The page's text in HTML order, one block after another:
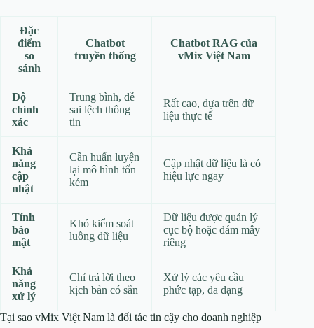
Đặc
điểm
so
sánh
Chatbot
truyền thống
Chatbot RAG của
vMix Việt Nam
Độ
chính
xác
Trung bình, dễ
sai lệch thông
tin
Rất cao, dựa trên dữ
liệu thực tế
Khả
năng
cập
nhật
Cần huấn luyện
lại mô hình tốn
kém
Cập nhật dữ liệu là có
hiệu lực ngay
Tính
bảo
mật
Khó kiểm soát
luồng dữ liệu
Dữ liệu được quản lý
cục bộ hoặc đám mây
riêng
Khả
năng
xử lý
Chỉ trả lời theo
kịch bản có sẵn
Xử lý các yêu cầu
phức tạp, đa dạng
Tại sao vMix Việt Nam là đối tác tin cậy cho doanh nghiệp